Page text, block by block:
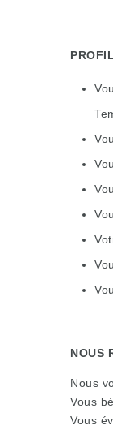
NOUS
Nous
Vous
Vous